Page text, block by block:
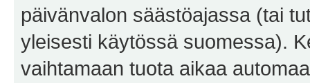
päivänvalon säästöajassa (tai
yleisesti käytössä suomessa).
vaihtamaan tuota aikaa